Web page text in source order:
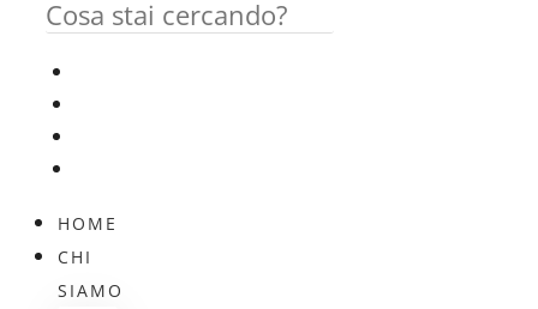
HOME
CHI
SIAMO